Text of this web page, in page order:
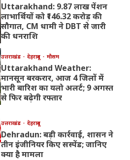
Uttarakhand: 9.87 लाख पेंशन
लाभार्थियों को ₹146.32 करोड़ की
सौगात, CM धामी ने DBT से जारी
की धनराशि
उत्तराखंड देहरादून मौसम
Uttarakhand Weather:
मानसून बरकरार, आज 4 जिलों में
भारी बारिश का यलो अलर्ट; 9 अगस्त
से फिर बढ़ेगी रफ्तार
उत्तराखंड देहरादून
Dehradun: बड़ी कार्रवाई, शासन ने
तीन इंजीनियर किए सस्पेंड; जानिए
क्या है मामला